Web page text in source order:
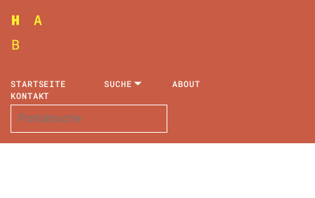
STARTSEITE SUCHE
ABOUT
KONTAKT